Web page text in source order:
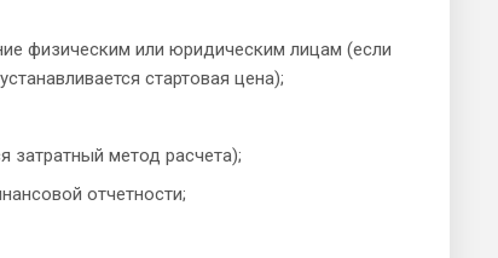
физическим или юридическим лицам (если
стартовая цена);
затратный метод расчета);
отчетности;